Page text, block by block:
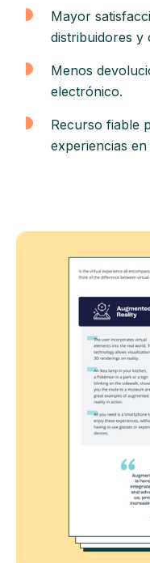
Mayor
distribuidores y
Menos
electrónico.
Recurso fiable
experiencias